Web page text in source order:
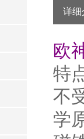
详细
欧
特
不
学